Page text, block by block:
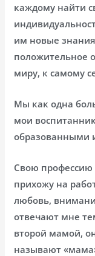
каждому найти
им новые
положительное
миру, к самому
Мы как одна
мои
образованными
Свою профессию
прихожу на
любовь,
отвечают мне
второй мамой,
называют